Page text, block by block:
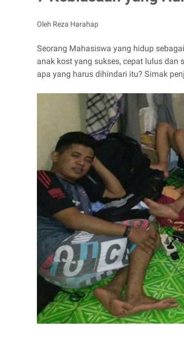
Oleh Reza Harahap
Seorang Mahasiswa yang hidup
anak kost yang sukses, cepat lulus dan
apa yang harus dihindari itu? Simak